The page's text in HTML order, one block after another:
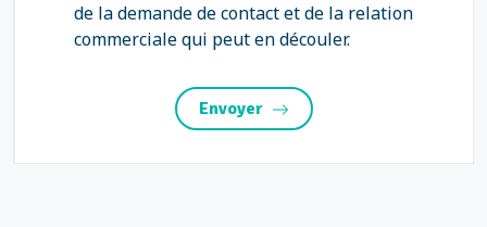
de la demande de contact et de la relation
commerciale qui peut en découler.
Envoyer